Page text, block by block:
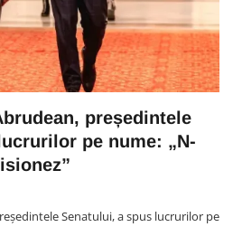
președintele
pe nume: „N-
Senatului, a spus lucrurilor pe